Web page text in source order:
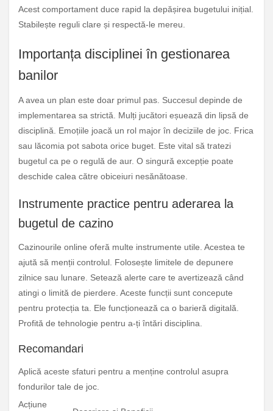
Acest comportament duce rapid la depășirea bugetului inițial.
Stabilește reguli clare și respectă-le mereu.
Importanța disciplinei în gestionarea
banilor
A avea un plan este doar primul pas. Succesul depinde de
implementarea sa strictă. Mulți jucători eșuează din lipsă de
disciplină. Emoțiile joacă un rol major în deciziile de joc. Frica
sau lăcomia pot sabota orice buget. Este vital să tratezi
bugetul ca pe o regulă de aur. O singură excepție poate
deschide calea către obiceiuri nesănătoase.
Instrumente practice pentru aderarea la
bugetul de cazino
Cazinourile online oferă multe instrumente utile. Acestea te
ajută să menții controlul. Folosește limitele de depunere
zilnice sau lunare. Setează alerte care te avertizează când
atingi o limită de pierdere. Aceste funcții sunt concepute
pentru protecția ta. Ele funcționează ca o barieră digitală.
Profită de tehnologie pentru a-ți întări disciplina.
Recomandari
Aplică aceste sfaturi pentru a menține controlul asupra
fondurilor tale de joc.
Acțiune